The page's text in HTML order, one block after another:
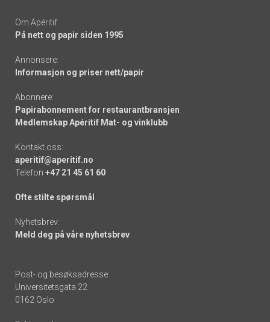
Om Apéritif:
På nett og papir siden 1995
Annonsere:
Informasjon og priser nett/papir
Abonnere:
Papirabonnement for restaurantbransjen
Medlemskap Apéritif Mat- og vinklubb
Kontakt oss:
aperitif@aperitif.no
Telefon +47 21 45 61 60
Ofte stilte spørsmål
Nyhetsbrev:
Meld deg på våre nyhetsbrev
Post- og besøksadresse:
Universitetsgata 22
0162 Oslo